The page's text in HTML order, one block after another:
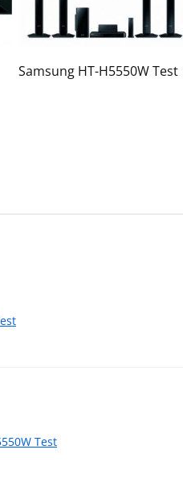
Samsung HT-H5550W Test
Test